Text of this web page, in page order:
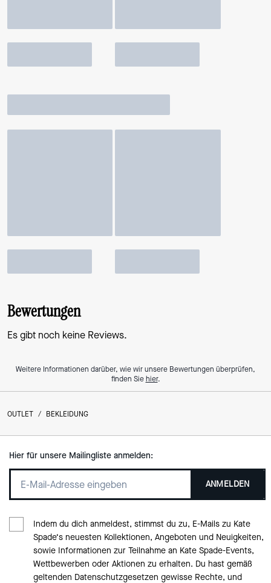
Bewertungen
Es gibt noch keine Reviews.
Weitere Informationen darüber, wie wir unsere Bewertungen überprüfen,
finden Siehier.
OUTLET / BEKLEIDUNG
Hier für unsere Mailingliste anmelden:
ANMELDEN
Indem du dich anmeldest, stimmst du zu, E-Mails zu Kate
Spade‘s neuesten Kollektionen, Angeboten und Neuigkeiten,
sowie Informationen zur Teilnahme an Kate Spade-Events,
Wettbewerben oder Aktionen zu erhalten. Du hast gemäß
geltenden Datenschutzgesetzen gewisse Rechte, und